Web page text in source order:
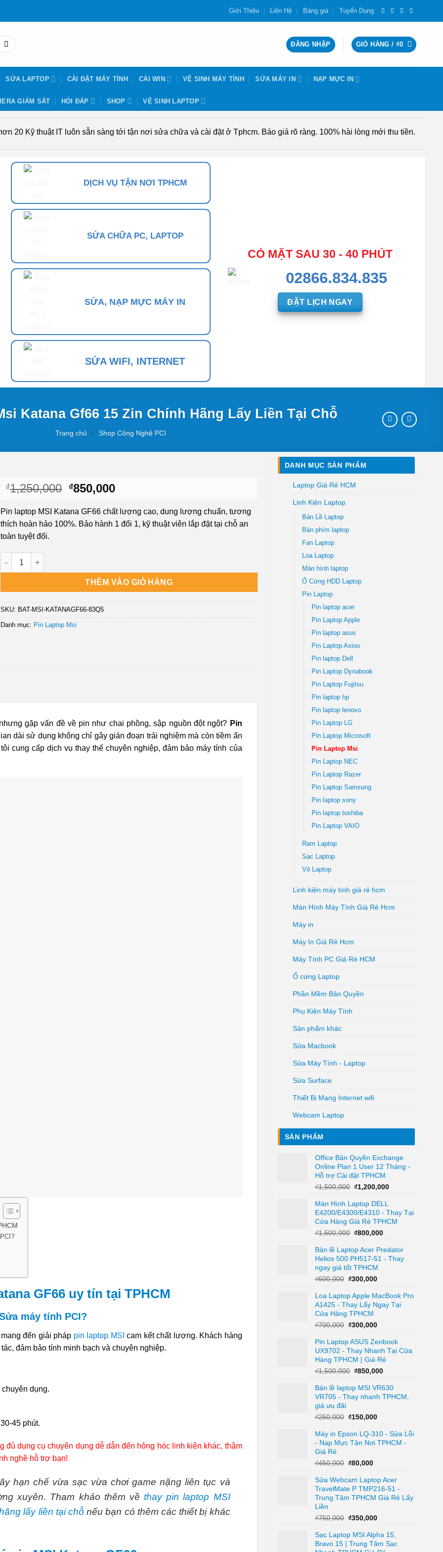
Giới Thiệu Liên Hệ Bảng giá Tuyển Dụng
ĐĂNG NHẬP GIỎ HÀNG / ₫0
SỬA LAPTOP CÀI ĐẶT MÁY TÍNH CÀI WIN VỆ SINH MÁY TÍNH SỬA MÁY IN NẠP MỰC IN
GIÁM SÁT HỎI ĐÁP SHOP VỆ SINH LAPTOP
20 Kỹ thuật IT luôn sẵn sàng tới tận nơi sửa chữa và cài đặt ở Tphcm. Báo giá rõ ràng. 100% hài lòng mới thu tiền.
DỊCH VỤ TẬN NƠI TPHCM
SỬA CHỮA PC, LAPTOP
SỬA, NẠP MỰC MÁY IN
SỬA WIFI, INTERNET
CÓ MẶT SAU 30 - 40 PHÚT
02866.834.835
ĐẶT LỊCH NGAY
Katana Gf66 15 Zin Chính Hãng Lấy Liền Tại Chỗ
Trang chủ » Shop Công Nghệ PCI
DANH MỤC SẢN PHẨM
Laptop Giá Rẻ HCM
Linh Kiện Laptop
Bản Lề Laptop
Bàn phím laptop
Fan Laptop
Loa Laptop
Màn hình laptop
Ổ Cứng HDD Laptop
Pin Laptop
Pin laptop acer
Pin Laptop Apple
Pin laptop asus
Pin Laptop Axioo
Pin laptop Dell
Pin Laptop Dynabook
Pin Laptop Fujitsu
Pin laptop hp
Pin laptop lenovo
Pin Laptop LG
Pin Laptop Microsoft
Pin Laptop Msi
Pin Laptop NEC
Pin Laptop Razer
Pin Laptop Samsung
Pin laptop sony
Pin laptop toshiba
Pin Laptop VAIO
Ram Laptop
Sạc Laptop
Vỏ Laptop
Linh kiện máy tính giá rẻ hcm
Màn Hình Máy Tính Giá Rẻ Hcm
Máy in
Máy In Giá Rẻ Hcm
Máy Tính PC Giá Rẻ HCM
Ổ cứng Laptop
Phần Mềm Bản Quyền
Phụ Kiện Máy Tính
Sản phẩm khác
Sửa Macbook
Sửa Máy Tính - Laptop
Sửa Surface
Thiết Bị Mạng Internet wifi
Webcam Laptop
SẢN PHẨM
Office Bản Quyền Exchange
Online Plan 1 User 12 Tháng -
Hỗ trợ Cài đặt TPHCM
₫1,500,000 Giá
là:
₫1,500,000.
₫1,200,000Giá
tại
là:
₫1,200,000.
Màn Hình Laptop DELL
E4200/E4300/E4310 - Thay Tại
Cửa Hàng Giá Rẻ TPHCM
₫1,500,000 Giá
là:
₫1,500,000.
₫800,000Giá
tại
là:
Bản lề Laptop Acer Predator
Helios 500 PH517-51 - Thay
ngay giá tốt TPHCM
₫600,000 Giá
là:
₫600,000.
₫300,000Giá
tại
là:
Loa Laptop Apple MacBook Pro
A1425 - Thay Lấy Ngay Tại
Cửa Hàng TPHCM
₫700,000 Giá
là:
₫700,000.
₫300,000Giá
tại
là:
₫300,000.
Pin Laptop ASUS Zenbook
UX9702 - Thay Nhanh Tại Cửa
Hàng TPHCM | Giá Rẻ
₫1,500,000 Giá
là:
₫1,500,000.
₫850,000Giá
tại
là:
Bản lề laptop MSI VR630
VR705 - Thay nhanh TPHCM,
giá ưu đãi
₫250,000 Giá
là:
₫250,000.
₫150,000Giá
tại
là:
Máy in Epson LQ-310 - Sửa Lỗi
- Nạp Mực Tận Nơi TPHCM -
Giá Rẻ
₫450,000 Giá
là:
₫450,000.
₫80,000Giá
tại
là:
₫80,000.
Sửa Webcam Laptop Acer
TravelMate P TMP216-51 -
Trung Tâm TPHCM Giá Rẻ Lấy
Liền
₫750,000 Giá
là:
₫750,000.
₫350,000Giá
tại
là:
Sạc Laptop MSI Alpha 15,
Bravo 15 | Trung Tâm Sạc
₫1,250,000 Giá
là:
₫1,250,000.
₫850,000Giá
tại
là:
Pin laptop MSI Katana GF66 chất lượng cao, dung lượng chuẩn, tương
thích hoàn hảo 100%. Bảo hành 1 đổi 1, kỹ thuật viên lắp đặt tại chỗ an
toàn tuyệt đối.
Thay Pin Laptop Msi Katana Gf66 15 Zin Chính Hãng Lấy Liền Tại Chỗ số lượng
THÊM VÀO GIỎ HÀNG
SKU: BAT-MSI-KATANAGF66-83Q5
Danh mục: Pin Laptop Msi
gặp vấn đề về pin như chai phồng, sập nguồn đột ngột? Pin
dài sử dụng không chỉ gây gián đoạn trải nghiệm mà còn tiềm ẩn
cung cấp dịch vụ thay thế chuyên nghiệp, đảm bảo máy tính của
GF66 uy tín tại TPHCM
máy tính PCI?
đến giải pháp pin laptop MSI cam kết chất lượng. Khách hàng
đảm bảo tính minh bạch và chuyên nghiệp.
dụng.
45 phút.
đủ dụng cụ chuyên dụng dễ dẫn đến hỏng hóc linh kiện khác, thậm
nghề hỗ trợ bạn!
hạn chế vừa sạc vừa chơi game nặng liên tục và
xuyên. Tham khảo thêm vềthay pin laptop MSI
lấy liền tại chỗ nếu bạn có thêm các thiết bị khác